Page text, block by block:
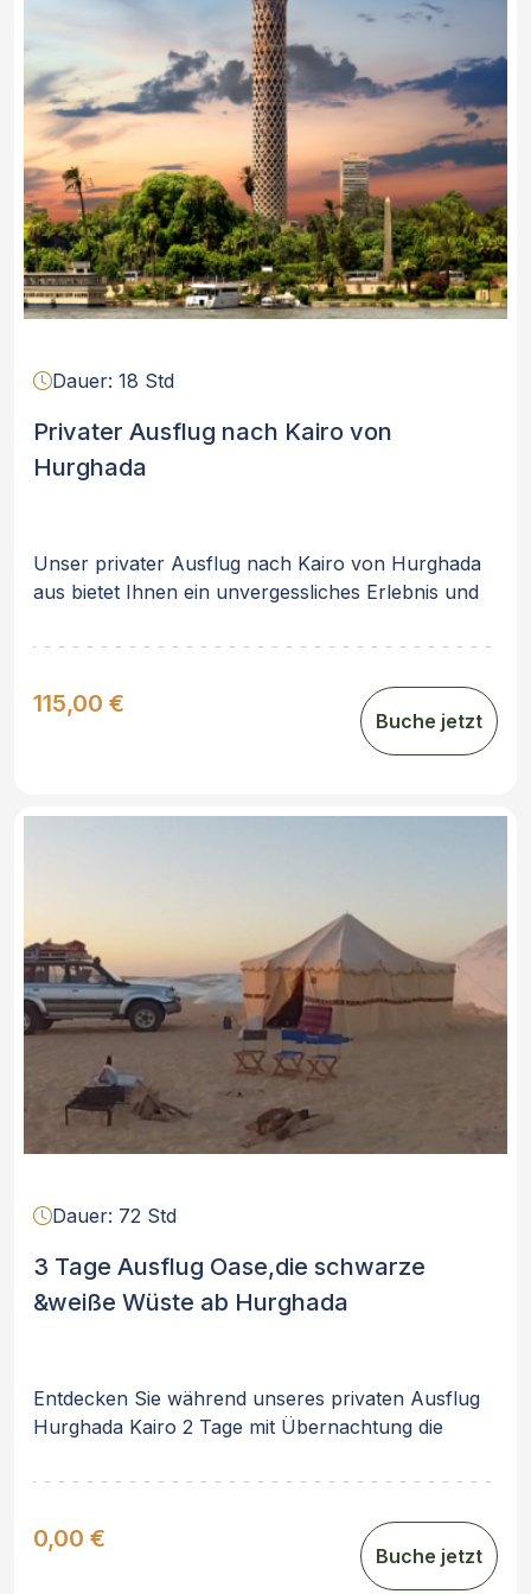
Dauer: 18 Std
Privater Ausflug nach Kairo von
Hurghada
Unser privater Ausflug nach Kairo von Hurghada
aus bietet Ihnen ein unvergessliches Erlebnis und
erleben. Lassen Sie sich von der Magie und dem
115,00 €
Buche jetzt
Dauer: 72 Std
3 Tage Ausflug Oase,die schwarze
&weiße Wüste ab Hurghada
Entdecken Sie während unseres privaten Ausflug
Hurghada Kairo 2 Tage mit Übernachtung die
Hauptstadt Ägyptens. Unser Ausflug führt Sie zu
und gibt Ihnen unvergessliche Einblicke in die
Geschichte und das tägliche Leben Ägyptens.
0,00 €
Buche jetzt